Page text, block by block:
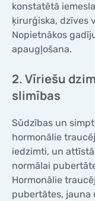
konstatētā
ķirurģiska, dzīves
Nopietnākos
apaugļošana.
2. Vīriešu
slimības
Sūdzības un
hormonālie
iedzimti, un
normālai
Hormonālie
pubertātes, jauna